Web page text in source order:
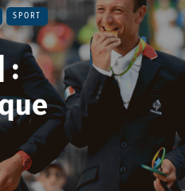
SPORT
: